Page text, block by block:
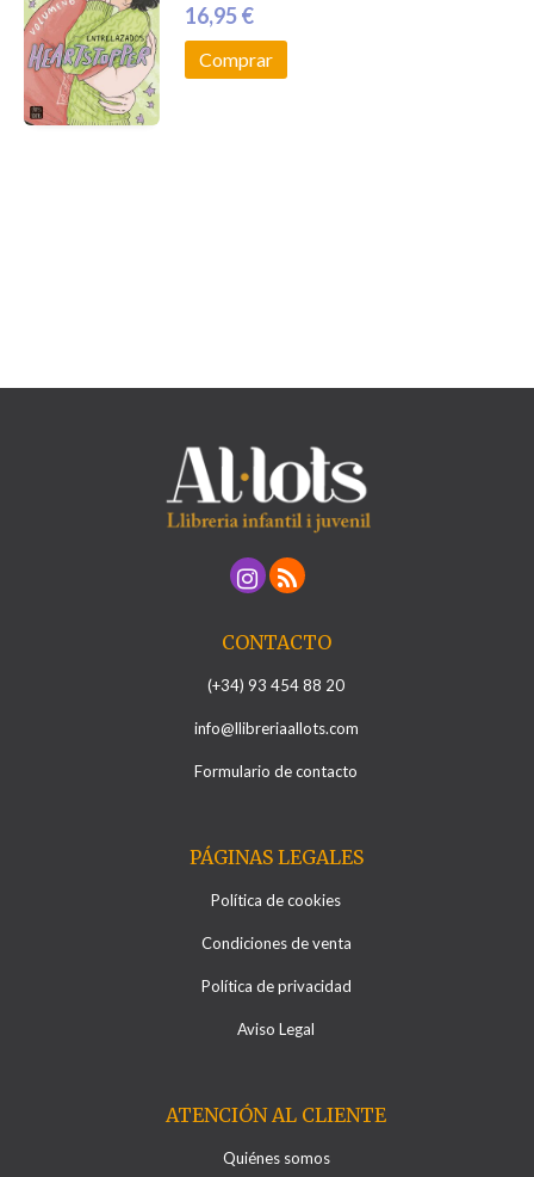
16,95 €
Comprar
CONTACTO
(+34) 93 454 88 20
info@llibreriaallots.com
Formulario de contacto
PÁGINAS LEGALES
Política de cookies
Condiciones de venta
Política de privacidad
Aviso Legal
ATENCIÓN AL CLIENTE
Quiénes somos